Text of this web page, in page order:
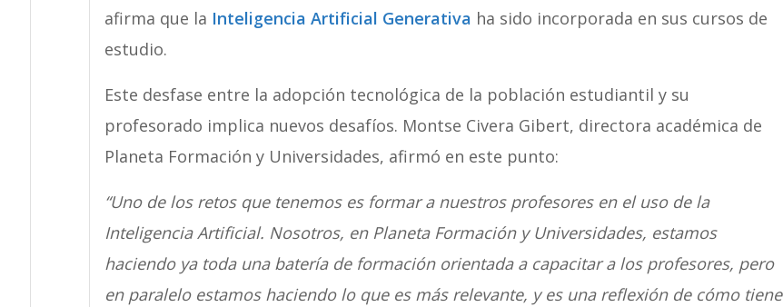
afirma que la Inteligencia Artificial Generativa ha sido incorporada en sus cursos de
estudio.
Este desfase entre la adopción tecnológica de la población estudiantil y su
profesorado implica nuevos desafíos. Montse Civera Gibert, directora académica de
Planeta Formación y Universidades, afirmó en este punto:
“Uno de los retos que tenemos es formar a nuestros profesores en el uso de la
Inteligencia Artificial. Nosotros, en Planeta Formación y Universidades, estamos
haciendo ya toda una batería de formación orientada a capacitar a los profesores, pero
en paralelo estamos haciendo lo que es más relevante, y es una reflexión de cómo tiene